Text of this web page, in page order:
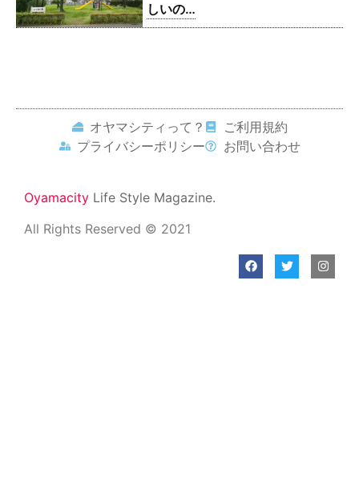
しいの
実公園
オヤマシティって？
ご利用規約
プライバシーポリシー
お問い合わせ
Oyamacity Life Style Magazine.
All Rights Reserved © 2021